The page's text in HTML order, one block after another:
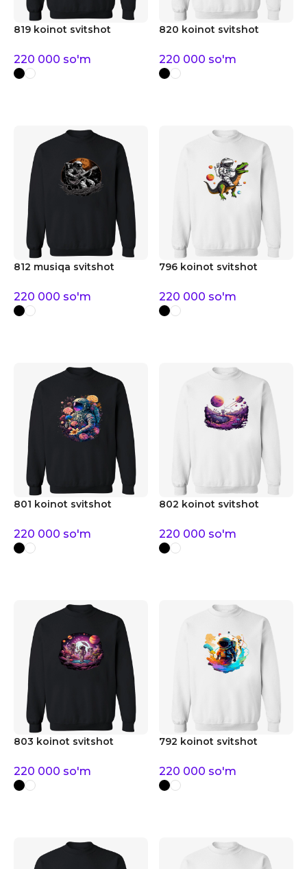
819 koinot svitshot
220 000 so'm
820 koinot svitshot
220 000 so'm
812 musiqa svitshot
220 000 so'm
796 koinot svitshot
220 000 so'm
801 koinot svitshot
220 000 so'm
802 koinot svitshot
220 000 so'm
803 koinot svitshot
220 000 so'm
792 koinot svitshot
220 000 so'm